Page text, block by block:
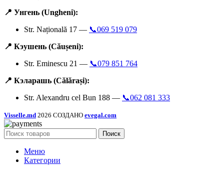
📍 Унгень (Ungheni):
Str. Națională 17 — 📞069 519 079
📍 Кэушень (Căușeni):
Str. Eminescu 21 — 📞079 851 764
📍 Кэларашь (Călărași):
Str. Alexandru cel Bun 188 — 📞062 081 333
Visselle.md 2026 СОЗДАНО evegal.com
Поиск
Меню
Категории